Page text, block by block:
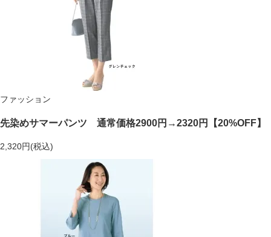
ファッション
先染めサマーパンツ 通常価格2900円→2320円【20%OFF】
2,320円(税込)